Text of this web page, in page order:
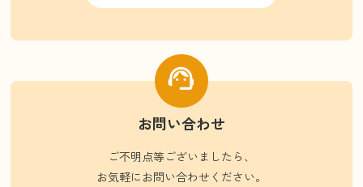
お問い合わせ
ご不明点等ございましたら、
お気軽にお問い合わせください。